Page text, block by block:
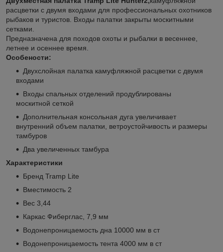
расцветки с двумя входами для профессиональных охотников
рыбаков и туристов. Входы палатки закрыты москитными
сетками.
Предназначена для походов охоты и рыбалки в весеннее,
летнее и осеннее время.
Особености:
Двухслойная палатка камуфляжной расцветки с двумя
входами
Входы спальных отделений продублированы
москитной сеткой
Дополнительная консольная дуга увеличивает
внутренний объем палатки, ветроустойчивость и размеры
тамбуров
Два увеличенных тамбура
Характеристики
Бренд Tramp Lite
Вместимость 2
Вес 3,44
Каркас Фиберглас, 7,9 мм
Водонепроницаемость дна 10000 мм в ст
Водонепроницаемость тента 4000 мм в ст